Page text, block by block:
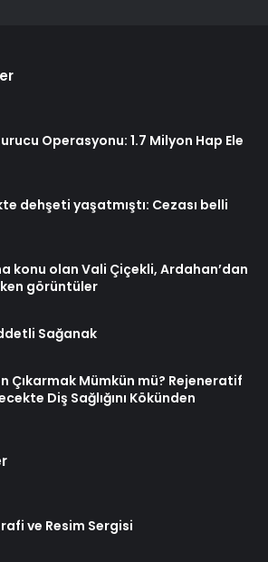
Operasyonu: 1.7 Milyon Hap Ele
dehşeti yaşatmıştı: Cezası belli
konu olan Vali Çiçekli, Ardahan’dan
görüntüler
Sağanak
Çıkarmak Mümkün mü? Rejeneratif
Diş Sağlığını Kökünden
ve Resim Sergisi